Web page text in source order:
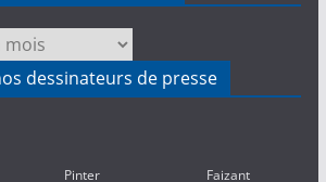
dessinateurs de presse
Pinter Faizant